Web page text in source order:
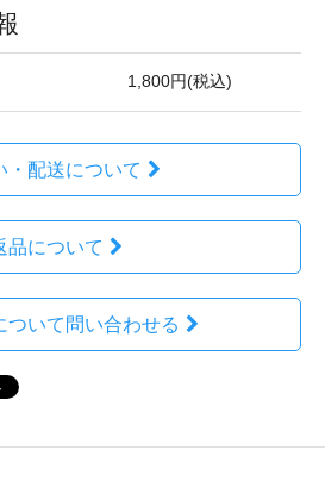
1,800円(税込)
・配送について
品について
ついて問い合わせる